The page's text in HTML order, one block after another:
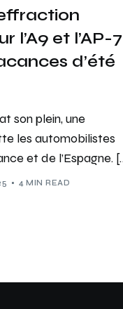
l’A9 et l’AP-7
d’été
son plein, une
les automobilistes
et de l’Espagne.
4 MIN READ